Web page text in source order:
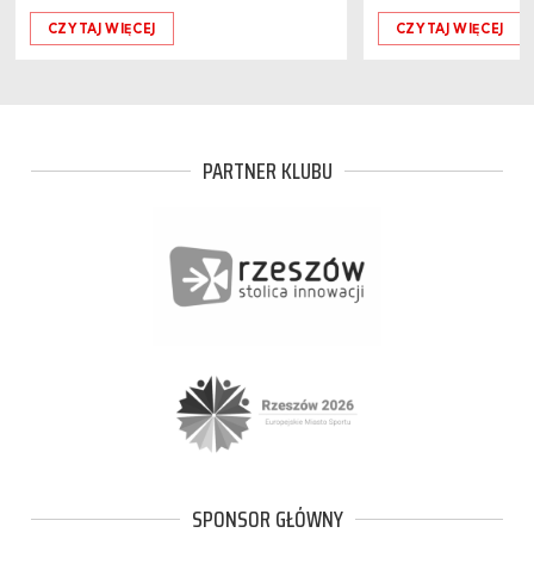
CZYTAJ WIĘCEJ CZYTAJ WIĘCEJ
PARTNER KLUBU
SPONSOR GŁÓWNY